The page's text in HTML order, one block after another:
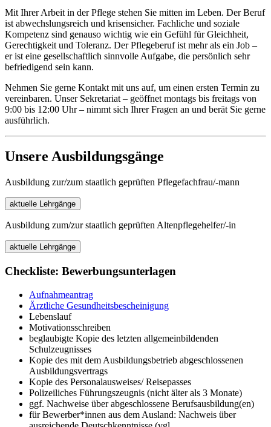
Mit Ihrer Arbeit in der Pflege stehen Sie mitten im Leben. Der Beruf
ist abwechslungsreich und krisensicher. Fachliche und soziale
Kompetenz sind genauso wichtig wie ein Gefühl für Gleichheit,
Gerechtigkeit und Toleranz. Der Pflegeberuf ist mehr als ein Job –
er ist eine gesellschaftlich sinnvolle Aufgabe, die persönlich sehr
befriedigend sein kann.
Nehmen Sie gerne Kontakt mit uns auf, um einen ersten Termin zu
vereinbaren. Unser Sekretariat – geöffnet montags bis freitags von
9:00 bis 12:00 Uhr – nimmt sich Ihrer Fragen an und berät Sie gerne
ausführlich.
Unsere Ausbildungsgänge
Ausbildung zur/zum staatlich geprüften Pflegefachfrau/-mann
aktuelle Lehrgänge
Ausbildung zum/zur staatlich geprüften Altenpflegehelfer/-in
aktuelle Lehrgänge
Checkliste: Bewerbungsunterlagen
Aufnahmeantrag
Ärztliche Gesundheitsbescheinigung
Lebenslauf
Motivationsschreiben
beglaubigte Kopie des letzten allgemeinbildenden
Schulzeugnisses
Kopie des mit dem Ausbildungsbetrieb abgeschlossenen
Ausbildungsvertrags
Kopie des Personalausweises/ Reisepasses
Polizeiliches Führungszeugnis (nicht älter als 3 Monate)
ggf. Nachweise über abgeschlossene Berufsausbildung(en)
für Bewerber*innen aus dem Ausland: Nachweis über